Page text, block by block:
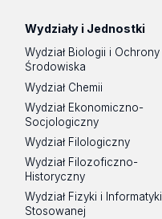
Wydziały i Jednostki
Wydział Biologii i Ochrony
Środowiska
Wydział Chemii
Wydział Ekonomiczno-
Socjologiczny
Wydział Filologiczny
Wydział Filozoficzno-
Historyczny
Wydział Fizyki i Informatyki
Stosowanej